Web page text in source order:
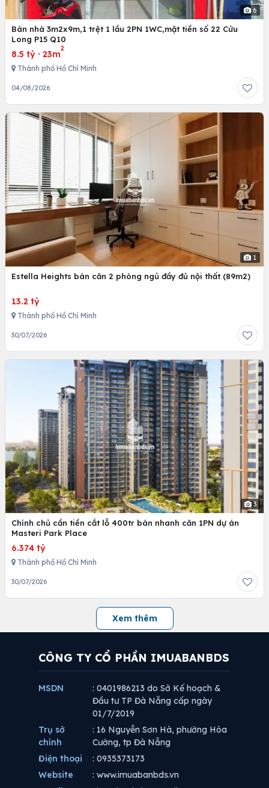
6
Bán nhà 3m2x9m,1 trệt 1 lầu 2PN 1WC,mặt tiền số 22 Cửu
Long P15 Q10
8.5 tỷ · 23m
2
Thành phố Hồ Chí Minh
04/08/2026
1
Estella Heights bán căn 2 phòng ngủ đầy đủ nội thất (89m2)
13.2 tỷ
Thành phố Hồ Chí Minh
30/07/2026
3
Chính chủ cần tiền cắt lỗ 400tr bán nhanh căn 1PN dự án
Masteri Park Place
6.374 tỷ
Thành phố Hồ Chí Minh
30/07/2026
Xem thêm
CÔNG TY CỔ PHẦN IMUABANBDS
MSDN
: 0401986213 do Sở Kế hoạch &
Đầu tư TP Đà Nẵng cấp ngày
01/7/2019
Trụ sở
chính
: 16 Nguyễn Sơn Hà, phường Hòa
Cường, tp Đà Nẵng
Điện thoại
: 0935373173
Website
: www.imuabanbds.vn